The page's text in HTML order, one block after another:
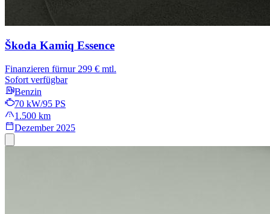
Škoda Kamiq Essence
Finanzieren fürnur 299 € mtl.
Sofort verfügbar
Benzin
70 kW/95 PS
1.500 km
Dezember 2025